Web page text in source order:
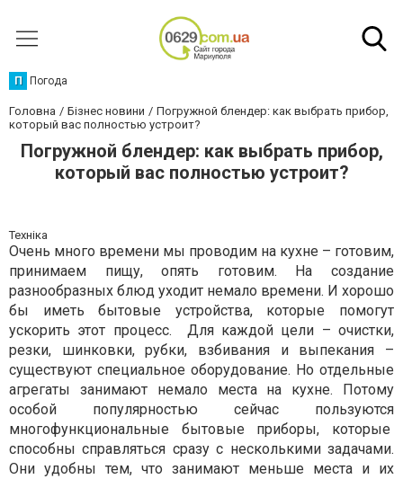
П Погода
Головна Бізнес новини
Погружной блендер: как выбрать прибор,
который вас полностью устроит?
Погружной блендер: как выбрать прибор,
который вас полностью устроит?
Техніка
Очень много времени мы проводим на кухне – готовим,
принимаем пищу, опять готовим. На создание
разнообразных блюд уходит немало времени. И хорошо
бы иметь бытовые устройства, которые помогут
ускорить этот процесс. Для каждой цели – очистки,
резки, шинковки, рубки, взбивания и выпекания –
существуют специальное оборудование. Но отдельные
агрегаты занимают немало места на кухне. Потому
особой популярностью сейчас пользуются
многофункциональные бытовые приборы, которые
способны справляться сразу с несколькими задачами.
Они удобны тем, что занимают меньше места и их